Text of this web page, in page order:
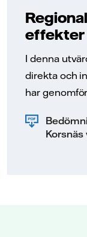
effekter
I denna
direkta och
har
Korsnäs